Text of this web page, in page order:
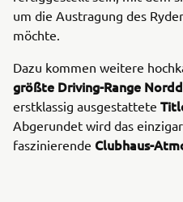
um die Austragung des
möchte.
Dazu kommen weitere
größte Driving-Range
erstklassig ausgestattete
Abgerundet wird das
faszinierende Clubhaus-